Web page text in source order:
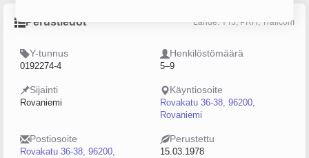
Perustiedot Lähde: YTJ, PRH, Traficom
Y-tunnus
0192274-4
Henkilöstömäärä
5–9
Sijainti
Rovaniemi
Käyntiosoite
Rovakatu 36-38, 96200,
Rovaniemi
Postiosoite
Rovakatu 36-38, 96200,
Perustettu
15.03.1978